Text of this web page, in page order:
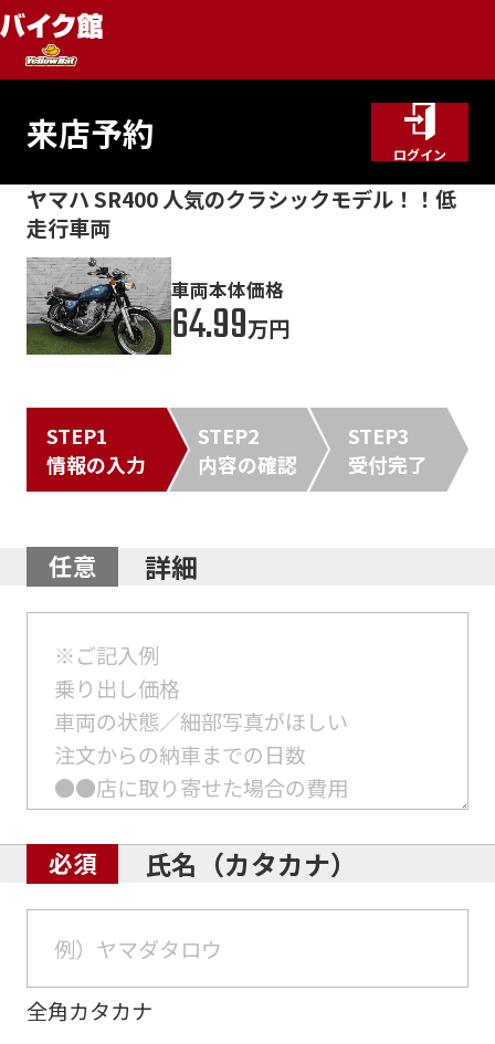
来店予約 ログイン
ヤマハ SR400 人気のクラシックモデル！！低
走行車両
車両本体価格
64.99万円
STEP1
情報の入力
STEP2
内容の確認
STEP3
受付完了
詳細
氏名（カタカナ）
全角カタカナ